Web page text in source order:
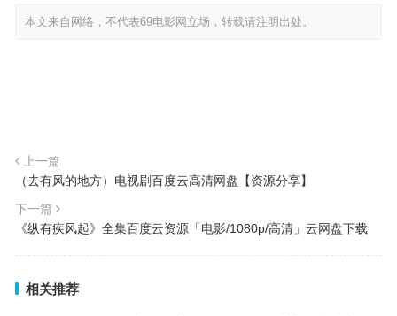
本文来自网络，不代表69电影网立场，转载请注明出处。
上一篇
（去有风的地方）电视剧百度云高清网盘【资源分享】
下一篇
《纵有疾风起》全集百度云资源「电影/1080p/高清」云网盘下载
相关推荐